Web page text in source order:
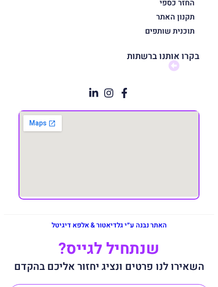
החזר כספי
תקנון האתר
תוכנית שותפים
בקרו אותנו ברשתות
האתר נבנה ע״י גלדיאטור & אלפא דיגיטל
שנתחיל לגייס?
השאירו לנו פרטים ונציג יחזור אליכם בהקדם